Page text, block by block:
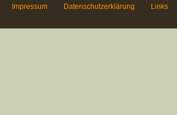
Impressum Datenschutzerklärung Links